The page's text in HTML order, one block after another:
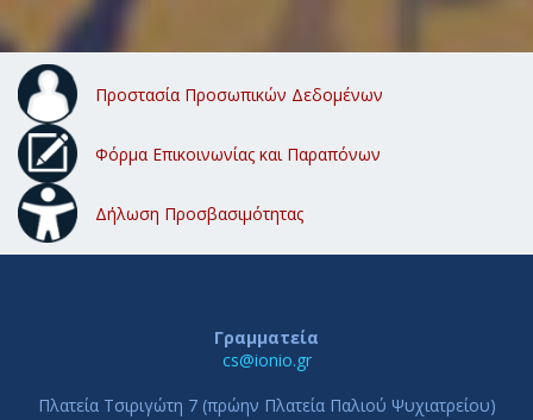
Προστασία Προσωπικών Δεδομένων
Φόρμα Επικοινωνίας και Παραπόνων
Δήλωση Προσβασιμότητας
Γραμματεία
cs@ionio.gr
Πλατεία Τσιριγώτη 7 (πρώην Πλατεία Παλιού Ψυχιατρείου)